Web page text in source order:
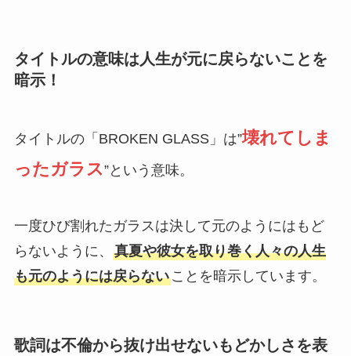
タイトルの意味は人生が元に戻らないことを
暗示！
タイトルの「BROKEN GLASS」は”壊れてしま
ったガラス”という意味。
一度ひび割れたガラスは決して元のようにはもど
らないように、 真夏や彼女を取り巻く人々の人生
も元のようには戻らないことを暗示しています。
歌詞は不倫から抜け出せないもどかしさを表